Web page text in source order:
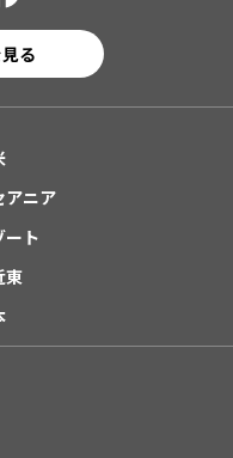
る
アニア
ート
東